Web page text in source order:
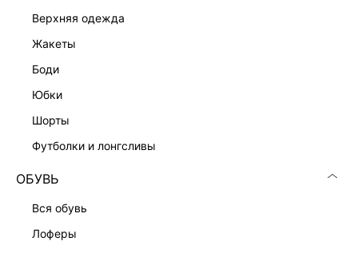
верхняя одежда
жакеты
боди
юбки
шорты
футболки и лонгсливы
ОБУВЬ
вся обувь
лоферы
ТОП ИЗ МОДАЛА С КРУЖЕВОМ
2 999 ₽-33%